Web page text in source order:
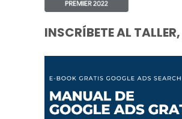
INSCRÍBETE AL